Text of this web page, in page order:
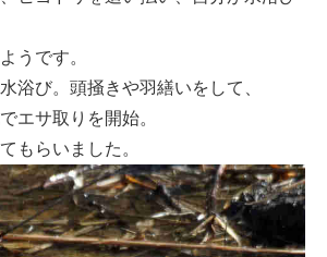
うです。
浴び。頭掻きや羽繕いをして、
エサ取りを開始。
もらいました。